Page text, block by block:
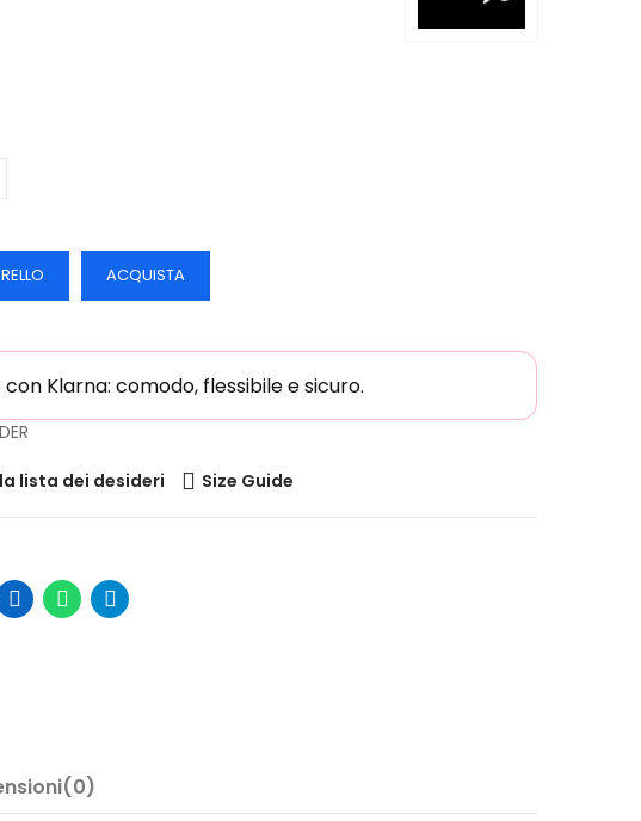
ACQUISTA
Klarna: comodo, flessibile e sicuro.
lista dei desideri Size Guide